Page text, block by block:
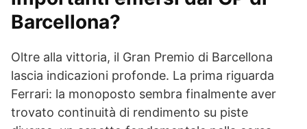
Barcellona?
Oltre alla vittoria, il Gran Premio di Barcellona
lascia indicazioni profonde. La prima riguarda
Ferrari: la monoposto sembra finalmente aver
trovato continuità di rendimento su piste